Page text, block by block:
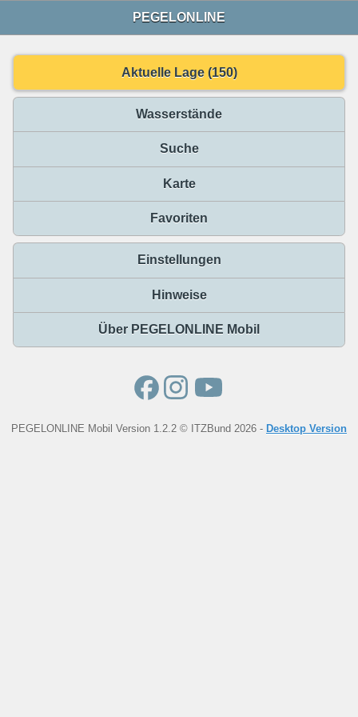
PEGELONLINE
Aktuelle Lage (150)
Wasserstände
Suche
Karte
Favoriten
Einstellungen
Hinweise
Über PEGELONLINE Mobil
PEGELONLINE Mobil Version 1.2.2 © ITZBund 2026 - Desktop Version